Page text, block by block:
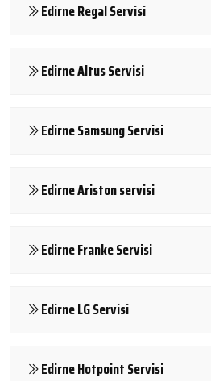
Edirne Regal Servisi
Edirne Altus Servisi
Edirne Samsung Servisi
Edirne Ariston servisi
Edirne Franke Servisi
Edirne LG Servisi
Edirne Hotpoint Servisi